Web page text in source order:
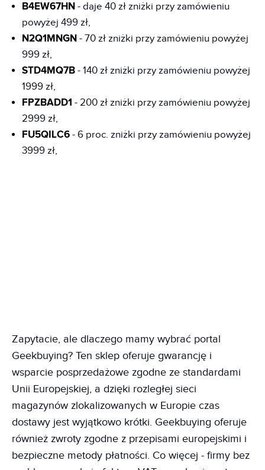
B4EW67HN - daje 40 zł zniżki przy zamówieniu
powyżej 499 zł,
N2Q1MNGN - 70 zł zniżki przy zamówieniu powyżej
999 zł,
STD4MQ7B - 140 zł zniżki przy zamówieniu powyżej
1999 zł,
FPZBADD1 - 200 zł zniżki przy zamówieniu powyżej
2999 zł,
FU5QILC6 - 6 proc. zniżki przy zamówieniu powyżej
3999 zł,
Zapytacie, ale dlaczego mamy wybrać portal
Geekbuying? Ten sklep oferuje gwarancję i
wsparcie posprzedażowe zgodne ze standardami
Unii Europejskiej, a dzięki rozległej sieci
magazynów zlokalizowanych w Europie czas
dostawy jest wyjątkowo krótki. Geekbuying oferuje
również zwroty zgodne z przepisami europejskimi i
bezpieczne metody płatności. Co więcej - firmy bez